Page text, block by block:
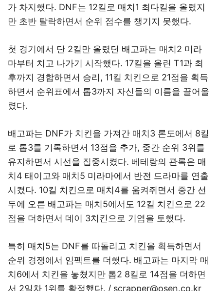
가 차지했다. DNF는 12킬로 매치1 최다킬을 올렸지
만 초반 탈락하면서 순위 점수를 챙기지 못했다.
첫 경기에서 단 2킬만 올렸던 배고파는 매치2 미라
마부터 치고 나가기 시작했다. 17킬을 올린 T1과 최
후까지 경합하면서 승리, 11킬 치킨으로 21점을 획득
하면서 순위표에서 톱3까지 자신들의 이름을 끌어올
렸다.
배고파는 DNF가 치킨을 가져간 매치3 론도에서 8킬
로 톱3를 기록하면서 13점을 추가, 중간 순위 3위를
유지하면서 시선을 집중시켰다. 베테랑의 관록은 매
치4 태이고와 매치5 미라마에서 반전 드라마를 연출
시켰다. 10킬 치킨으로 매치4를 움켜쥐면서 중간 선
두에 오른 배고파는 매치5에서도 12킬 치킨으로 22
점을 더하면서 데이 3치킨으로 기염을 토했다.
특히 매치5는 DNF를 따돌리고 치킨을 획득하면서
순위 경쟁에서 임펙트를 더했다. 배고파는 마지막 매
치6에서 치킨을 놓쳤지만 톱2 8킬로 14점을 더하면
서 2일차 1위를 확정했다. / scrapper@osen.co.kr